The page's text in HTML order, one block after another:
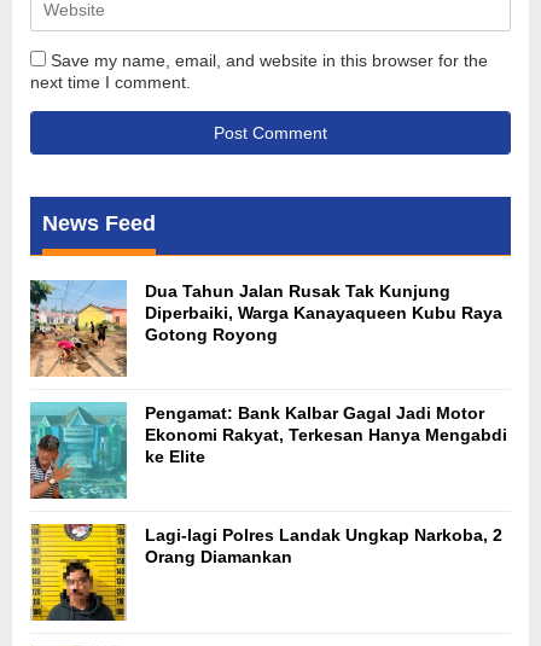
Save my name, email, and website in this browser for the
next time I comment.
News Feed
Dua Tahun Jalan Rusak Tak Kunjung
Diperbaiki, Warga Kanayaqueen Kubu Raya
Gotong Royong
Pengamat: Bank Kalbar Gagal Jadi Motor
Ekonomi Rakyat, Terkesan Hanya Mengabdi
ke Elite
Lagi-lagi Polres Landak Ungkap Narkoba, 2
Orang Diamankan